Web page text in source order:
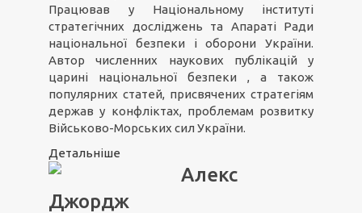
Працював у Національному інституті
стратегічних досліджень та Апараті Ради
національної безпеки і оборони України.
Автор численних наукових публікацій у
царині національної безпеки , а також
популярних статей, присвячених стратегіям
держав у конфліктах, проблемам розвитку
Військово-Морських сил України.
Детальніше
Алекс
Джордж